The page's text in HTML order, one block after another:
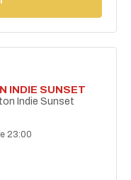
INDIE SUNSET
Indie Sunset
23:00